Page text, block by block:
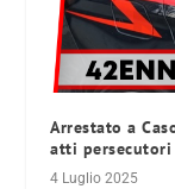
Arrestato a
atti persecutori
4 Luglio 2025